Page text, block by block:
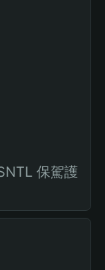
保駕護